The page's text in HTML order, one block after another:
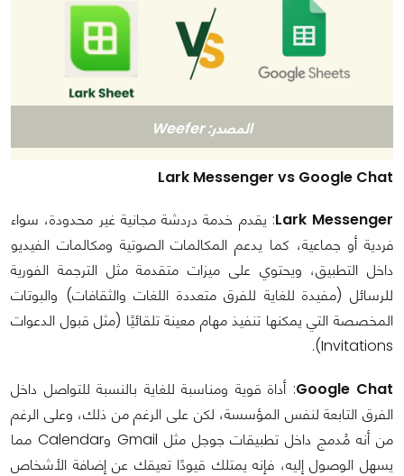
المصدر: Weefer
Lark Messenger vs Google Chat
Lark Messenger: يقدم خدمة دردشة مجانية غير محدودة، سواء
فردية أو جماعية، كما يدعم المكالمات الصوتية ومكالمات الفيديو
داخل التطبيق، ويحتوي على ميزات متقدمة مثل الترجمة الفورية
للرسائل (مفيدة للغاية للفرق متعددة اللغات والثقافات) والبوتات
المخصصة التي يمكنها تنفيذ مهام معينة تلقائيًا (مثل قبول الدعوات
Invitations).
Google Chat: أداة قوية ومناسبة للغاية بالنسبة للتواصل داخل
الفرق التابعة لنفس المؤسسة، لكن على الرغم من ذلك، وعلى الرغم
من أنه مُدمج داخل تطبيقات جوجل مثل Gmail وCalendar مما
يسهل الوصول إليه، فإنه يمتلك قيودًا تعيقك عن إضافة الأشخاص